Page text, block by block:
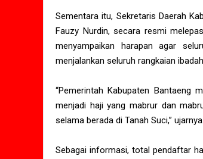
Sementara itu, Sekretaris Daerah
Fauzy Nurdin, secara resmi
menyampaikan harapan agar
menjalankan seluruh rangkaian
“Pemerintah Kabupaten Bantaeng
menjadi haji yang mabrur dan
selama berada di Tanah Suci,” ujarnya.
Sebagai informasi, total pendaftar